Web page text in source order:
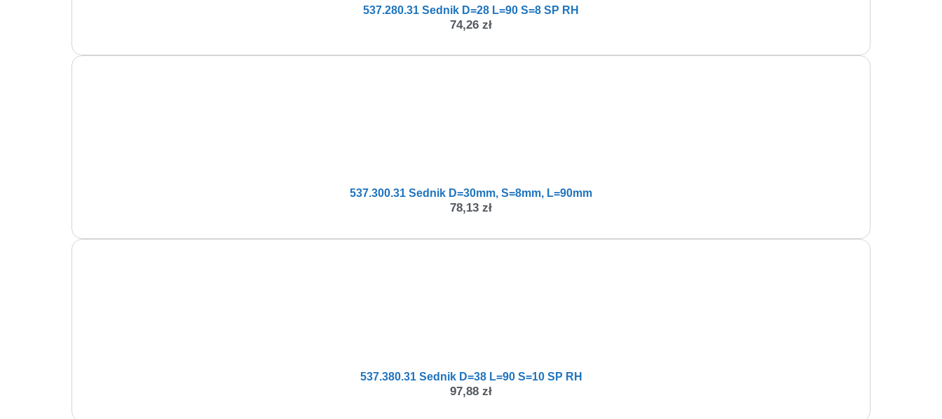
537.280.31 Sednik D=28 L=90 S=8 SP RH
74,26 zł
537.300.31 Sednik D=30mm, S=8mm, L=90mm
78,13 zł
537.380.31 Sednik D=38 L=90 S=10 SP RH
97,88 zł